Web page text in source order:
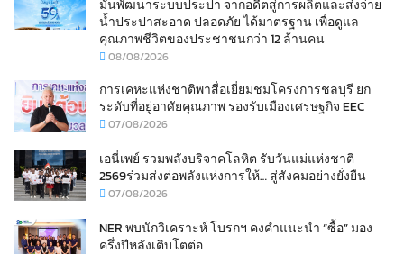
มั่นพัฒนาระบบประปา จากอดีตสู่การผลิตและส่งจ่าย
น้ำประปาสะอาด ปลอดภัย ได้มาตรฐาน เพื่อดูแล
คุณภาพชีวิตของประชาชนกว่า 12 ล้านคน
08/08/2026
การเคหะแห่งชาติพาสื่อเยี่ยมชมโครงการชลบุรี ยก
ระดับที่อยู่อาศัยคุณภาพ รองรับเมืองเศรษฐกิจ EEC
07/08/2026
เอนี่เพย์ รวมพลังบริจาคโลหิต รับวันแม่แห่งชาติ
2569ร่วมส่งต่อพลังแห่งการให้… สู่สังคมอย่างยั่งยืน
07/08/2026
NER พบนักวิเคราะห์ โบรกฯ คงคำแนะนำ “ซื้อ” มอง
ครึ่งปีหลังเติบโตต่อ